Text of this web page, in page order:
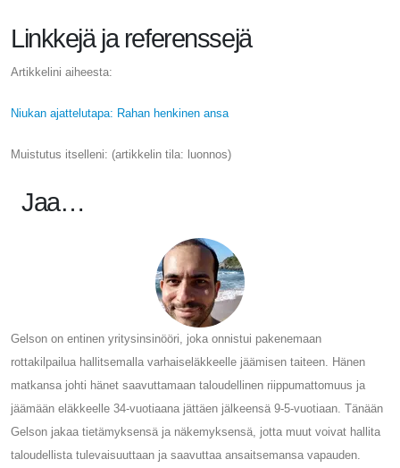
Linkkejä ja referenssejä
Artikkelini aiheesta:
Niukan ajattelutapa: Rahan henkinen ansa
Muistutus itselleni: (artikkelin tila: luonnos)
Jaa…
Gelson on entinen yritysinsinööri, joka onnistui pakenemaan
rottakilpailua hallitsemalla varhaiseläkkeelle jäämisen taiteen. Hänen
matkansa johti hänet saavuttamaan taloudellinen riippumattomuus ja
jäämään eläkkeelle 34-vuotiaana jättäen jälkeensä 9-5-vuotiaan. Tänään
Gelson jakaa tietämyksensä ja näkemyksensä, jotta muut voivat hallita
taloudellista tulevaisuuttaan ja saavuttaa ansaitsemansa vapauden.